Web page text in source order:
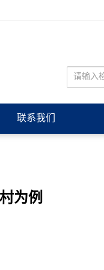
联系我们
为例